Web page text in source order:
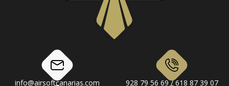
info@airsoftcanarias.com 928 79 56 69 / 618 87 39 07